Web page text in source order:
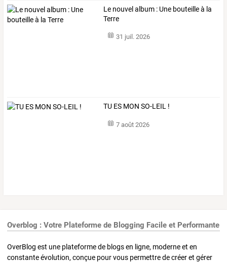
Le nouvel album : Une bouteille à la
Terre
31 juil. 2026
TU ES MON SO-LEIL !
7 août 2026
Overblog : Votre Plateforme de Blogging Facile et Performante
OverBlog est une plateforme de blogs en ligne, moderne et en
constante évolution, conçue pour vous permettre de créer et gérer